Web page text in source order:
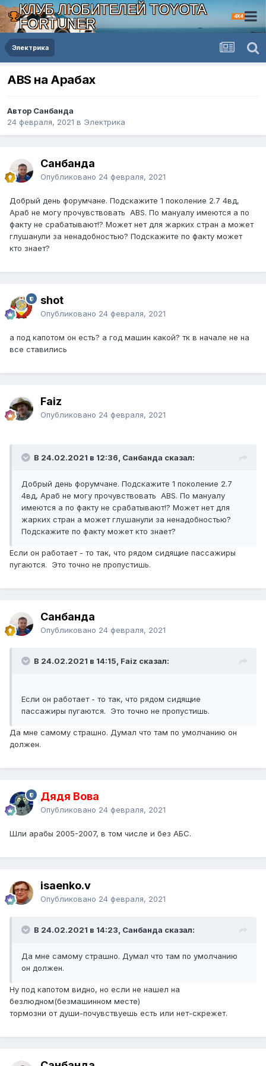
КЛУБ ЛЮБИТЕЛЕЙ TOYOTA
FORTUNER
4X4
Электрика
ABS на Арабах
Автор Санбанда
24 февраля, 2021 в Электрика
Санбанда
Опубликовано 24 февраля, 2021
Добрый день форумчане. Подскажите 1 поколение 2.7 4вд,
Араб не могу прочувствовать ABS. По мануалу имеются а по
факту не срабатывают!? Может нет для жарких стран а может
глушанули за ненадобностью? Подскажите по факту может
кто знает?
shot
Опубликовано 24 февраля, 2021
а под капотом он есть? а год машин какой? тк в начале не на
все ставились
Faiz
Опубликовано 24 февраля, 2021
В 24.02.2021 в 12:36, Санбанда сказал:
Добрый день форумчане. Подскажите 1 поколение 2.7
4вд, Араб не могу прочувствовать ABS. По мануалу
имеются а по факту не срабатывают!? Может нет для
жарких стран а может глушанули за ненадобностью?
Подскажите по факту может кто знает?
Если он работает - то так, что рядом сидящие пассажиры
пугаются. Это точно не пропустишь.
Санбанда
Опубликовано 24 февраля, 2021
В 24.02.2021 в 14:15, Faiz сказал:
Если он работает - то так, что рядом сидящие
пассажиры пугаются. Это точно не пропустишь.
Да мне самому страшно. Думал что там по умолчанию он
должен.
Дядя Вова
Опубликовано 24 февраля, 2021
Шли арабы 2005-2007, в том числе и без АБС.
isaenko.v
Опубликовано 24 февраля, 2021
В 24.02.2021 в 14:23, Санбанда сказал:
Да мне самому страшно. Думал что там по умолчанию
он должен.
Ну под капотом видно, но если не нашел на
безлюдном(безмашинном месте)
тормозни от души-почувствуешь есть или нет-скрежет.